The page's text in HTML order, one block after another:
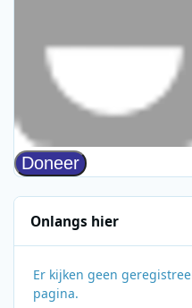
Onlangs hier
Er kijken geen
pagina.